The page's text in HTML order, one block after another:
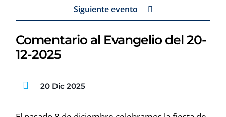
Siguiente evento
Comentario al Evangelio del 20-
12-2025
20 Dic 2025